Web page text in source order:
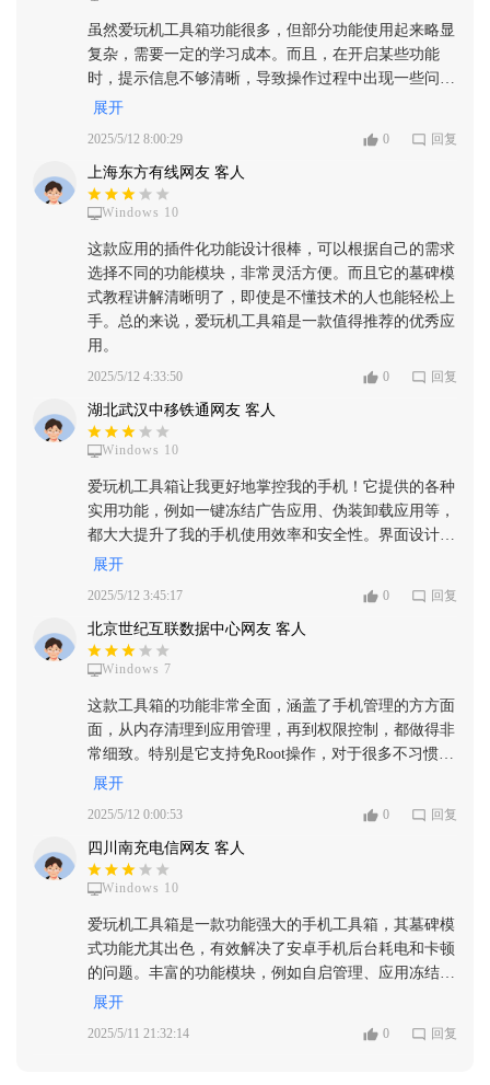
虽然爱玩机工具箱功能很多，但部分功能使用起来略显
复杂，需要一定的学习成本。而且，在开启某些功能
时，提示信息不够清晰，导致操作过程中出现一些问
题。希望开发者能优化用户体验，简化操作流程，并提
展开
2025/5/12 8:00:29 0 回复
上海东方有线网友 客人
Windows 10
这款应用的插件化功能设计很棒，可以根据自己的需求
选择不同的功能模块，非常灵活方便。而且它的墓碑模
式教程讲解清晰明了，即使是不懂技术的人也能轻松上
手。总的来说，爱玩机工具箱是一款值得推荐的优秀应
用。
2025/5/12 4:33:50 0 回复
湖北武汉中移铁通网友 客人
Windows 10
爱玩机工具箱让我更好地掌控我的手机！它提供的各种
实用功能，例如一键冻结广告应用、伪装卸载应用等，
都大大提升了我的手机使用效率和安全性。界面设计也
很人性化，操作起来非常流畅。对于追求手机性能和隐
展开
2025/5/12 3:45:17 0 回复
北京世纪互联数据中心网友 客人
Windows 7
这款工具箱的功能非常全面，涵盖了手机管理的方方面
面，从内存清理到应用管理，再到权限控制，都做得非
常细致。特别是它支持免Root操作，对于很多不习惯
Root的用户来说非常友好。而且体积小巧，不占用太多
展开
2025/5/12 0:00:53 0 回复
四川南充电信网友 客人
Windows 10
爱玩机工具箱是一款功能强大的手机工具箱，其墓碑模
式功能尤其出色，有效解决了安卓手机后台耗电和卡顿
的问题。丰富的功能模块，例如自启管理、应用冻结、
广告查杀等，都非常实用，提升了我的手机使用体验。
展开
2025/5/11 21:32:14 0 回复